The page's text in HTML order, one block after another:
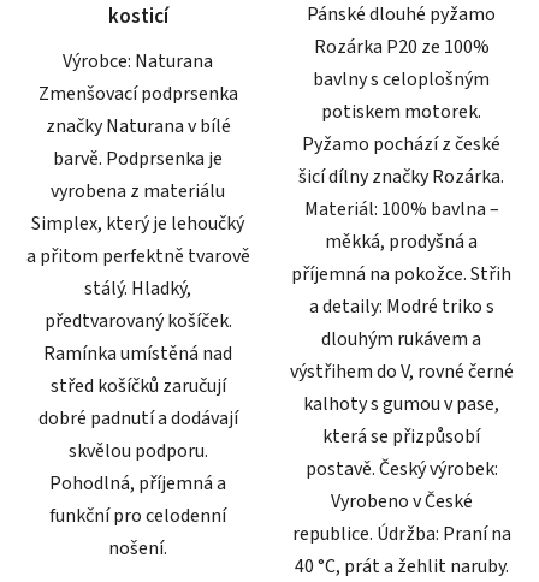
kosticí
Výrobce: Naturana
Zmenšovací podprsenka
značky Naturana v bílé
barvě. Podprsenka je
vyrobena z materiálu
Simplex, který je lehoučký
a přitom perfektně tvarově
stálý. Hladký,
předtvarovaný košíček.
Ramínka umístěná nad
střed košíčků zaručují
dobré padnutí a dodávají
skvělou podporu.
Pohodlná, příjemná a
funkční pro celodenní
nošení.
Pánské dlouhé pyžamo
Rozárka P20 ze 100%
bavlny s celoplošným
potiskem motorek.
Pyžamo pochází z české
šicí dílny značky Rozárka.
Materiál: 100% bavlna –
měkká, prodyšná a
příjemná na pokožce. Střih
a detaily: Modré triko s
dlouhým rukávem a
výstřihem do V, rovné černé
kalhoty s gumou v pase,
která se přizpůsobí
postavě. Český výrobek:
Vyrobeno v České
republice. Údržba: Praní na
40 °C, prát a žehlit naruby.